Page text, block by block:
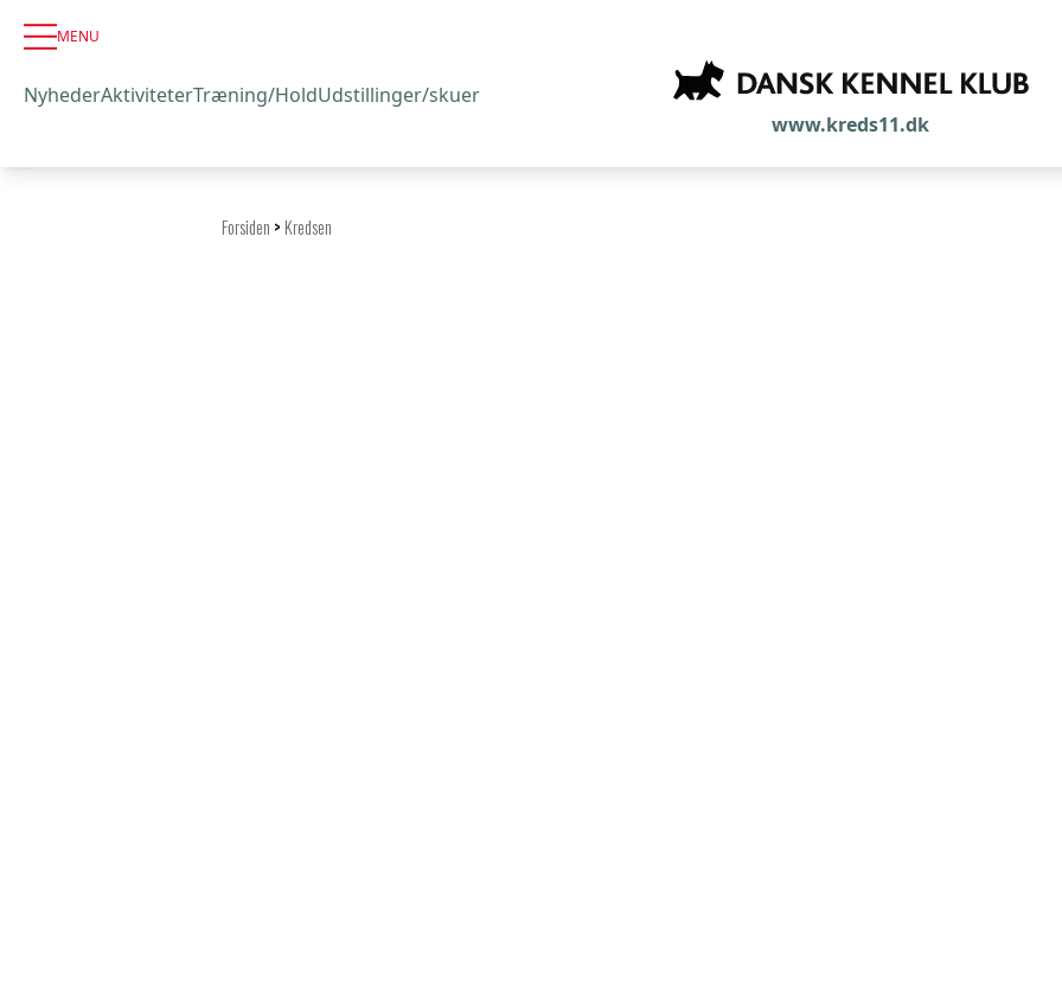
MENU
NyhederAktiviteterTræning/HoldUdstillinger/skuer
www.kreds11.dk
Forsiden > Kredsen